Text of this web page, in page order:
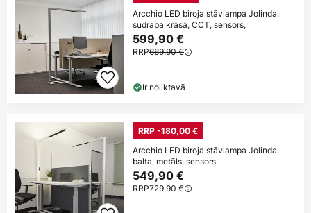
Arcchio LED biroja stāvlampa Jolinda,
sudraba krāsā, CCT, sensors,
599,90 €
RRP669,90 €
Ir noliktavā
RRP -180,00 €
Arcchio LED biroja stāvlampa Jolinda,
balta, metāls, sensors
549,90 €
RRP729,90 €